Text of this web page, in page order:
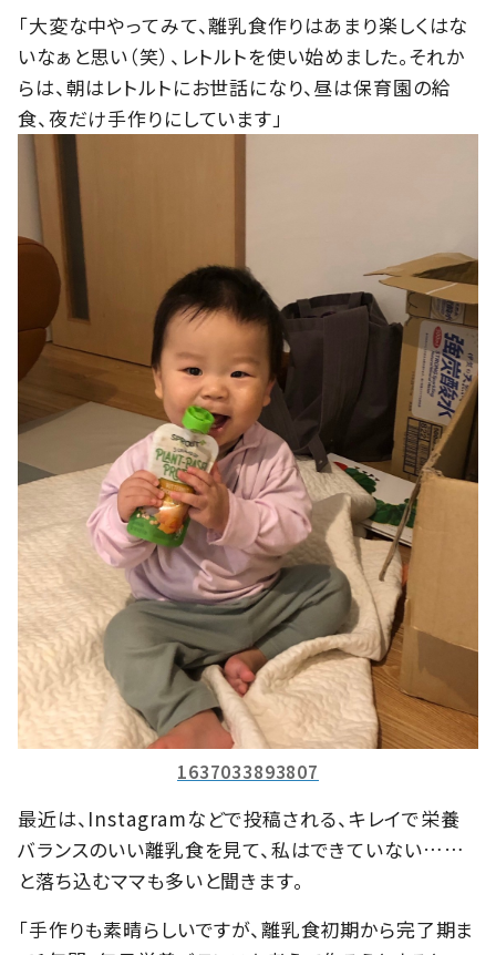
「大変な中やってみて、離乳食作りはあまり楽しくはな
いなぁと思い（笑）、レトルトを使い始めました。それか
らは、朝はレトルトにお世話になり、昼は保育園の給
食、夜だけ手作りにしています」
1637033893807
最近は、Instagramなどで投稿される、キレイで栄養
バランスのいい離乳食を見て、私はできていない……
と落ち込むママも多いと聞きます。
「手作りも素晴らしいですが、離乳食初期から完了期ま